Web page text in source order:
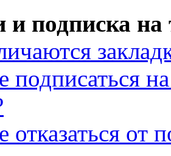
и подписка
подписаться
отказаться от